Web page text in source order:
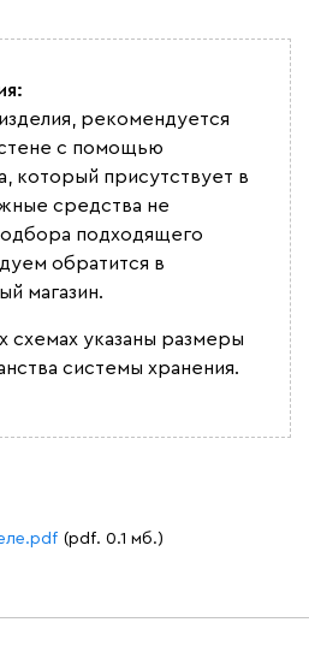
рекомендуется
с помощью
который присутствует в
средства не
подходящего
обратится в
магазин.
схемах указаны размеры
системы хранения.
(pdf. 0.1 мб.)